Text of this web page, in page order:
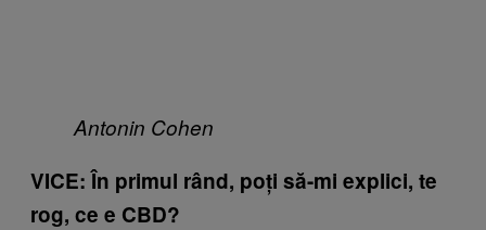
Antonin Cohen
VICE: În primul rând, poți să-mi explici, te
rog, ce e CBD?